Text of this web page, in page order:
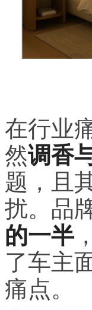
在行业
然调香
题，且
扰。品
的一半
了车主
痛点。